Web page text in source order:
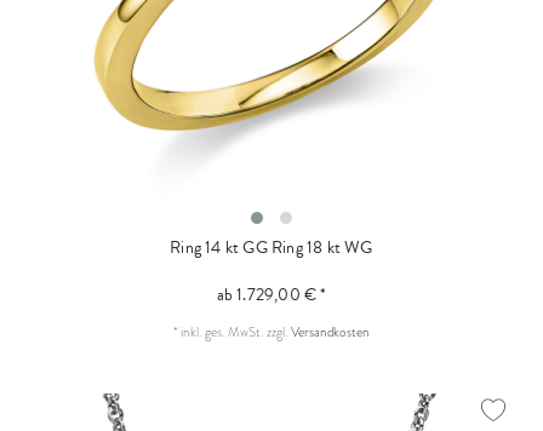
Ring 14 kt GGRing 18 kt WG
ab 1.729,00 € *
* inkl. ges. MwSt.zzgl.Versandkosten